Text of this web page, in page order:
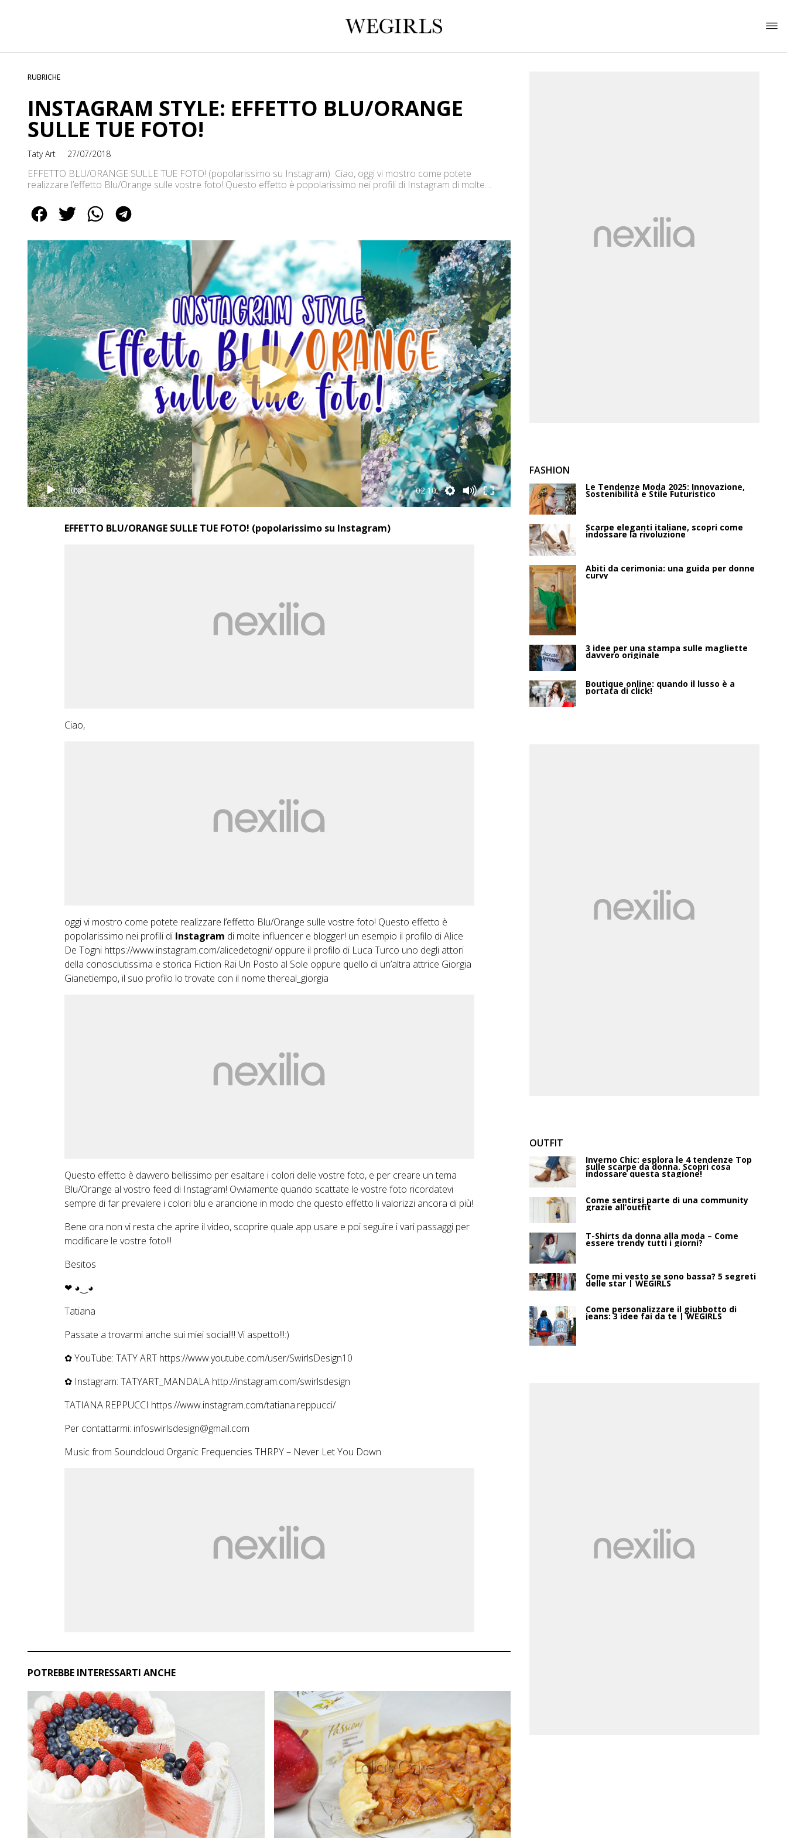
RUBRICHE
INSTAGRAM STYLE: EFFETTO BLU/ORANGE
SULLE TUE FOTO!
Taty Art 27/07/2018
EFFETTO BLU/ORANGE SULLE TUE FOTO! (popolarissimo su Instagram) Ciao, oggi vi mostro come potete
realizzare l’effetto Blu/Orange sulle vostre foto! Questo effetto è popolarissimo nei profili di Instagram di molte
di Luca Turco uno degli attori della conosciutissima e storica […]
00:00 02:10
EFFETTO BLU/ORANGE SULLE TUE FOTO! (popolarissimo su Instagram)
Ciao,
oggi vi mostro come potete realizzare l’effetto Blu/Orange sulle vostre foto! Questo effetto è
popolarissimo nei profili di Instagram di molte influencer e blogger! un esempio il profilo di Alice
De Togni https://www.instagram.com/alicedetogni/oppure il profilo di Luca Turco uno degli attori
della conosciutissima e storica Fiction Rai Un Posto al Sole oppure quello di un’altra attrice Giorgia
Gianetiempo, il suo profilo lo trovate con il nome thereal_giorgia
Questo effetto è davvero bellissimo per esaltare i colori delle vostre foto, e per creare un tema
Blu/Orange al vostro feed di Instagram! Ovviamente quando scattate le vostre foto ricordatevi
sempre di far prevalere i colori blu e arancione in modo che questo effetto li valorizzi ancora di più!
Bene ora non vi resta che aprire il video, scoprire quale app usare e poi seguire i vari passaggi per
modificare le vostre foto!!!
Besitos
❤ ◕‿◕
Tatiana
Passate a trovarmi anche sui miei social!!! Vi aspetto!!!:)
✿ YouTube: TATY ART https://www.youtube.com/user/SwirlsDesign10
✿ Instagram: TATYART_MANDALA http://instagram.com/swirlsdesign
TATIANA.REPPUCCI https://www.instagram.com/tatiana.reppucci/
Per contattarmi: infoswirlsdesign@gmail.com
Music from Soundcloud Organic Frequencies THRPY – Never Let You Down
POTREBBE INTERESSARTI ANCHE
FASHION
Le Tendenze Moda 2025: Innovazione,
Sostenibilità e Stile Futuristico
Scarpe eleganti italiane, scopri come
indossare la rivoluzione
Abiti da cerimonia: una guida per donne
curvy
3 idee per una stampa sulle magliette
davvero originale
Boutique online: quando il lusso è a
portata di click!
OUTFIT
Inverno Chic: esplora le 4 tendenze Top
sulle scarpe da donna. Scopri cosa
indossare questa stagione!
Come sentirsi parte di una community
grazie all’outfit
T-Shirts da donna alla moda – Come
essere trendy tutti i giorni?
Come mi vesto se sono bassa? 5 segreti
delle star | WEGIRLS
Come personalizzare il giubbotto di
jeans: 3 idee fai da te | WEGIRLS